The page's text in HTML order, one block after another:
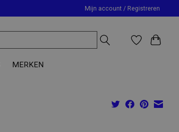
Mijn account / Registreren
MERKEN